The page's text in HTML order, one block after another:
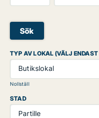
Sök
TYP AV LOKAL (VÄLJ ENDAST
Butikslokal
Nollställ
STAD
Partille